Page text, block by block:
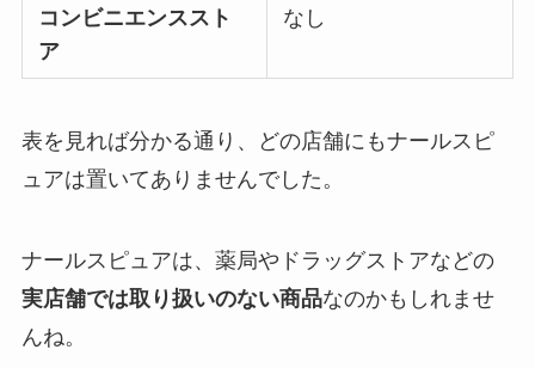
コンビニエンススト
ア
なし
表を見れば分かる通り、どの店舗にもナールスピ
ュアは置いてありませんでした。
ナールスピュアは、薬局やドラッグストアなどの
実店舗では取り扱いのない商品なのかもしれませ
んね。